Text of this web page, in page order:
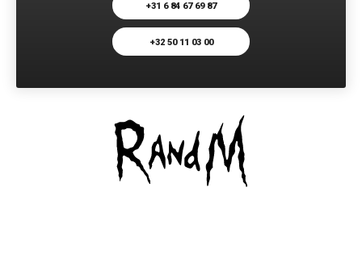
+31 6 84 67 69 87
+32 50 11 03 00